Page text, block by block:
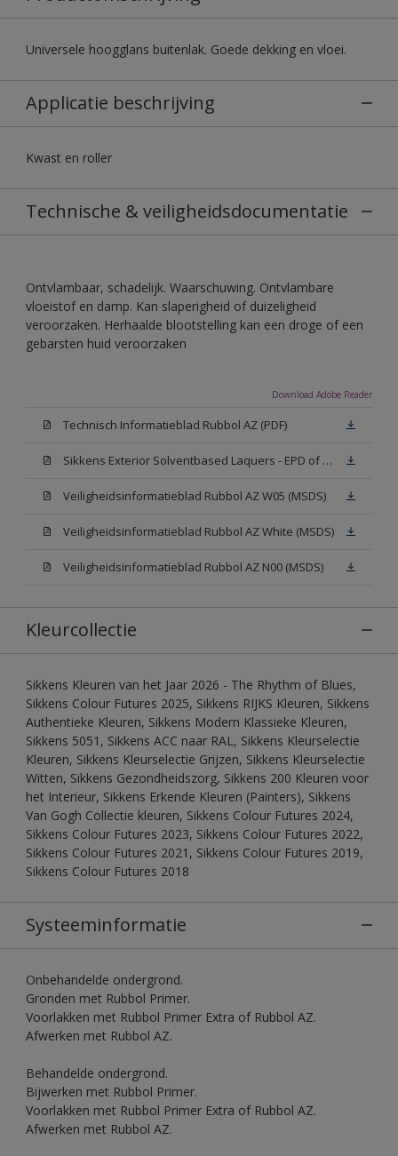
Universele hoogglans buitenlak. Goede dekking en vloei.
Applicatie beschrijving
Kwast en roller
Technische & veiligheidsdocumentatie
Ontvlambaar, schadelijk. Waarschuwing. Ontvlambare
vloeistof en damp. Kan slaperigheid of duizeligheid
veroorzaken. Herhaalde blootstelling kan een droge of een
gebarsten huid veroorzaken
Download Adobe Reader
Technisch Informatieblad Rubbol AZ (PDF)
Sikkens Exterior Solventbased Laquers - EPD of Milieuproductverklaring
Veiligheidsinformatieblad Rubbol AZ W05 (MSDS)
Veiligheidsinformatieblad Rubbol AZ White (MSDS)
Veiligheidsinformatieblad Rubbol AZ N00 (MSDS)
Kleurcollectie
Sikkens Kleuren van het Jaar 2026 - The Rhythm of Blues,
Sikkens Colour Futures 2025, Sikkens RIJKS Kleuren, Sikkens
Authentieke Kleuren, Sikkens Modern Klassieke Kleuren,
Sikkens 5051, Sikkens ACC naar RAL, Sikkens Kleurselectie
Kleuren, Sikkens Kleurselectie Grijzen, Sikkens Kleurselectie
Witten, Sikkens Gezondheidszorg, Sikkens 200 Kleuren voor
het Interieur, Sikkens Erkende Kleuren (Painters), Sikkens
Van Gogh Collectie kleuren, Sikkens Colour Futures 2024,
Sikkens Colour Futures 2023, Sikkens Colour Futures 2022,
Sikkens Colour Futures 2021, Sikkens Colour Futures 2019,
Sikkens Colour Futures 2018
Systeeminformatie
Onbehandelde ondergrond.
Gronden met Rubbol Primer.
Voorlakken met Rubbol Primer Extra of Rubbol AZ.
Afwerken met Rubbol AZ.
Behandelde ondergrond.
Bijwerken met Rubbol Primer.
Voorlakken met Rubbol Primer Extra of Rubbol AZ.
Afwerken met Rubbol AZ.